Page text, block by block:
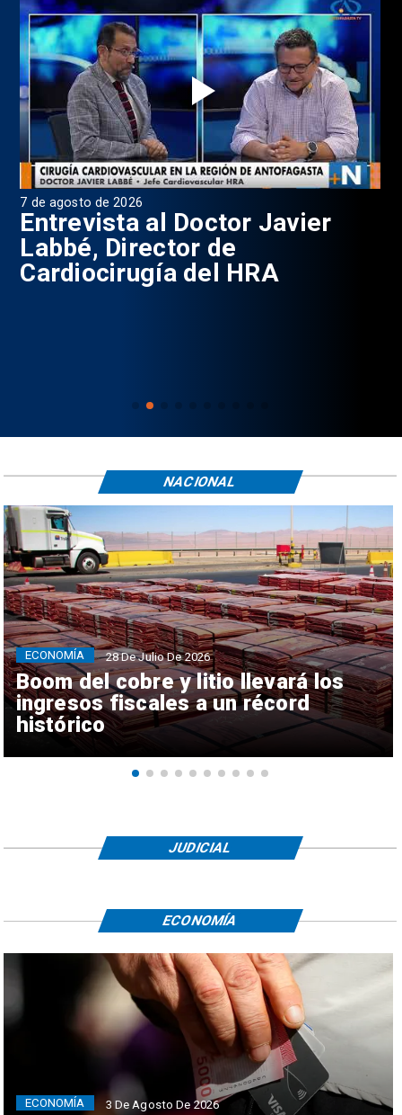
7 de agosto de 2026
Entrevista al Doctor Javier
Labbé, Director de
Cardiocirugía del HRA
Boom del cobre y litio llevará los
ingresos fiscales a un récord
histórico
ECONOMÍA 28 De Julio De 2026
NACIONAL
JUDICIAL
ECONOMÍA 3 De Agosto De 2026
ECONOMÍA